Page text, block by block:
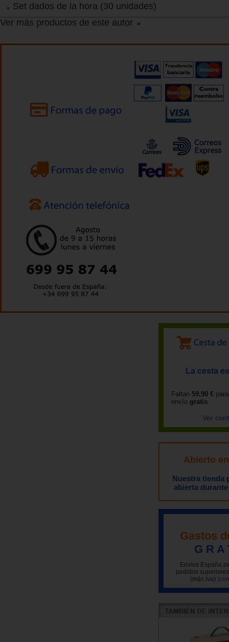
Set dados de la hora (30 unidades)
Ver más productos de este autor
La cesta
Faltan 59,90 €
envío gratis
Ver
Abierto
Nuestra tienda
abierta
Gastos
G R A
Envíos España
pedidos
(más iva)